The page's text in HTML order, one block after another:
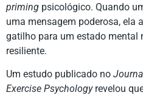
priming psicológico. Quando
uma mensagem poderosa, ela
gatilho para um estado mental
resiliente.
Um estudo publicado no
Exercise Psychologyrevelou